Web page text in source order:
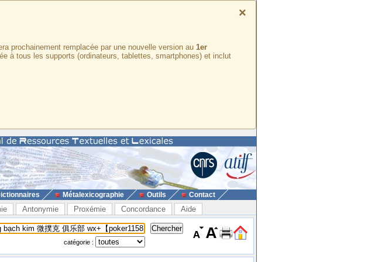
×
prochainement remplacée par une nouvelle version au 1er
à tous les supports (ordinateurs, tablettes, smartphones) et inclut
Métalexicographie Outils Contact
Antonymie Proxémie Concordance Aide
catégorie :